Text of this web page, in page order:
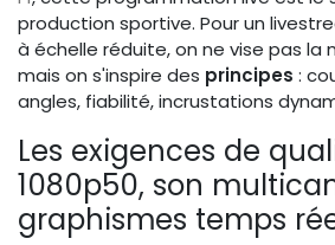
production sportive. Pour un
à échelle réduite, on ne vise pas la
mais on s'inspire des principes :
angles, fiabilité, incrustations
Les exigences de
1080p50, son
graphismes temps